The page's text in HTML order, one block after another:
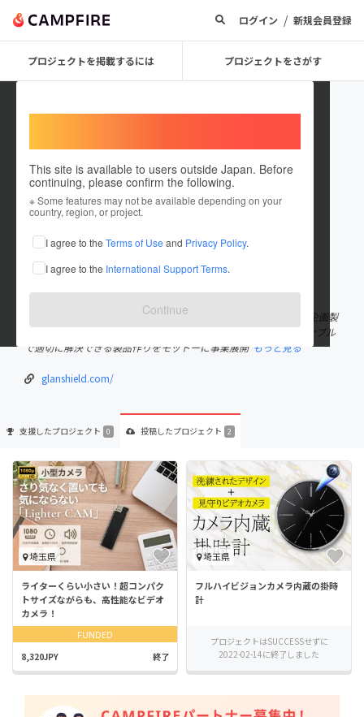
ログイン / 新規会員登録
プロジェクトを掲載するには プロジェクトをさがす
This site is available to users outside Japan. Before
continuing, please confirm the following.
※ Some features may not be available depending on your
country, region, or project.
I agree to the Terms of Use and Privacy Policy.
I agree to the International Support Terms.
Continue
glanshield
これまでに2件のプロジェクトを投稿しています
在住国：日本 現在地：埼玉県
出身国：日本 出身地：埼玉県
株式会社ダイトクは1994年に設立。産業用LED照明・防犯カメラ企画製
造を行う会社で日頃の開発や販売で培ったノウハウをよりリーズナブル
で適切に解決できる製品作りをモットーに事業展開 もっと見る
glanshield.com/
支援したプロジェクト 0 投稿したプロジェクト 2
埼玉県
ライターくらい小さい！超コンパク
トサイズながらも、高性能なビデオ
カメラ！
FUNDED
8,320JPY 終了
埼玉県
フルハイビジョンカメラ内蔵の掛時
計
プロジェクトはSUCCESSせずに
2022-02-14に終了しました